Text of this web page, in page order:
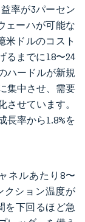
率が3パーセン
ェーハが可能な
米ドルのコスト
るまでに18〜24
ハードルが新規
集中させ、需要
せています。
長率から1.8%を
ネルあたり8〜
クション温度が
を下回るほど急